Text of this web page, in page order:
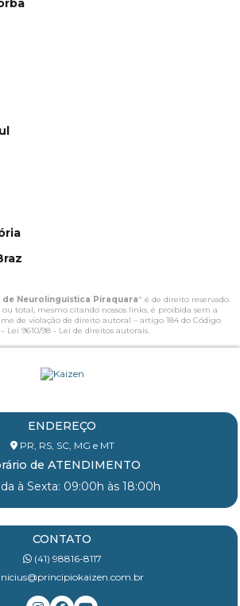
de Neurolinguística Piraquara" é de direito reservado.
total, mesmo citando nossos links, é proibida sem a
de violação de direito autoral – artigo 184 do Código
Lei 9610/98 - Lei de direitos autorais.
ENDEREÇO
PR, RS, SC, MG e MT
de ATENDIMENTO
à Sexta: 09:00h às 18:00h
CONTATO
(41) 98816-8117